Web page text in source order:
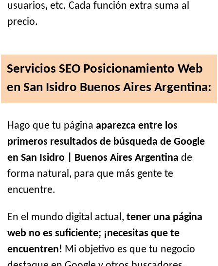
usuarios, etc. Cada función extra suma al
precio.
Servicios SEO Posicionamiento Web
en San Isidro Buenos Aires Argentina:
Hago que tu página aparezca entre los
primeros resultados de búsqueda de Google
en San Isidro | Buenos Aires Argentina de
forma natural, para que más gente te
encuentre.
En el mundo digital actual, tener una página
web no es suficiente; ¡necesitas que te
encuentren! Mi objetivo es que tu negocio